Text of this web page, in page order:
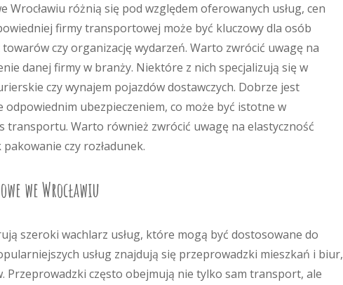
różnią się pod względem oferowanych usług, cen
firmy transportowej może być kluczowy dla osób
czy organizację wydarzeń. Warto zwrócić uwagę na
danej firmy w branży. Niektóre z nich specjalizują się w
czy wynajem pojazdów dostawczych. Dobrze jest
ubezpieczeniem, co może być istotne w
transportu. Warto również zwrócić uwagę na elastyczność
czy rozładunek.
we Wrocławiu
szeroki wachlarz usług, które mogą być dostosowane do
usług znajdują się przeprowadzki mieszkań i biur,
często obejmują nie tylko sam transport, ale